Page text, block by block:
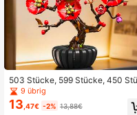
503 Stücke, 599 Stücke, 450
ke, 451 Stücke, Zusammenbau-Pu
zzle-Bausteine Blumen Set,
enblüte, Hibiskus, Paradiesvogel,
9 übrig
13 ,47€ -2% 13,88€